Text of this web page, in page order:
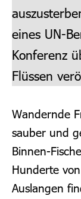
eines UN-
Konferenz
Flüssen
Wandernde
sauber und
Binnen-
Hunderte
Auslangen